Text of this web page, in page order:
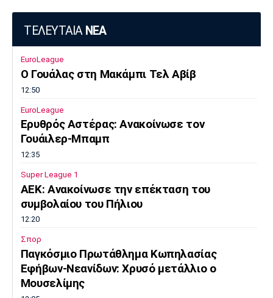
ΤΕΛΕΥΤΑΙΑ ΝΕΑ
EuroLeague
Ο Γουάλας στη Μακάμπι Τελ Αβίβ
12:50
EuroLeague
Ερυθρός Αστέρας: Ανακοίνωσε τον
Γουάιλερ-Μπαμπ
12:35
Super League 1
ΑΕΚ: Ανακοίνωσε την επέκταση του
συμβολαίου του Πήλιου
12:20
Σπορ
Παγκόσμιο Πρωτάθλημα Κωπηλασίας
Εφήβων-Νεανίδων: Χρυσό μετάλλιο ο
Μουσελίμης